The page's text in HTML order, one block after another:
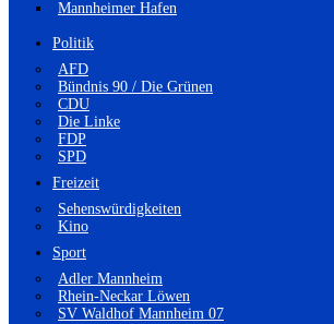
Mannheimer Hafen
Politik
AFD
Bündnis 90 / Die Grünen
CDU
Die Linke
FDP
SPD
Freizeit
Sehenswürdigkeiten
Kino
Sport
Adler Mannheim
Rhein-Neckar Löwen
SV Waldhof Mannheim 07